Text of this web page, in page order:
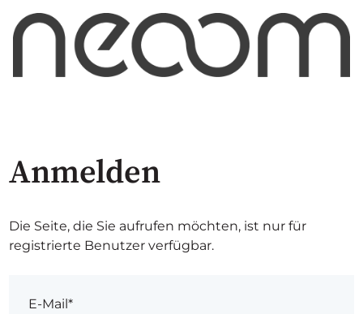
Anmelden
Die Seite, die Sie aufrufen möchten, ist nur für
registrierte Benutzer verfügbar.
E-Mail*